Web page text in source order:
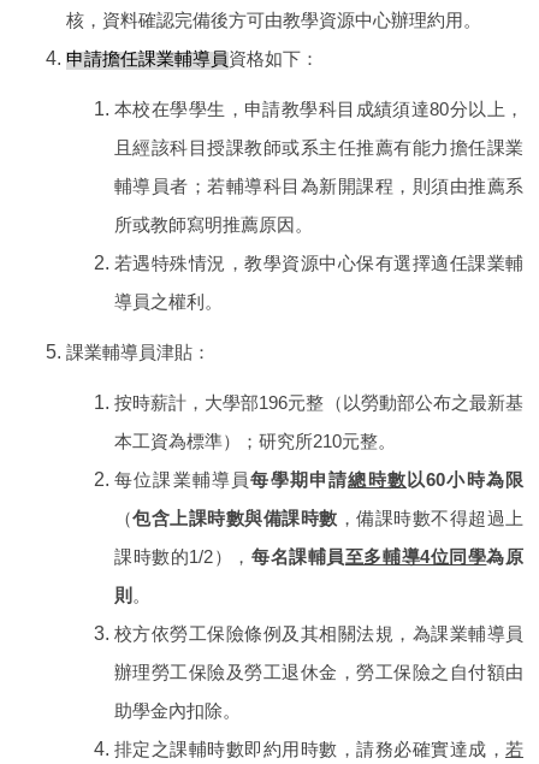
核，資料確認完備後方可由教學資源中心辦理約用。
申請擔任課業輔導員資格如下：
本校在學學生，申請教學科目成績須達80分以上，
且經該科目授課教師或系主任推薦有能力擔任課業
輔導員者；若輔導科目為新開課程，則須由推薦系
所或教師寫明推薦原因。
若遇特殊情況，教學資源中心保有選擇適任課業輔
導員之權利。
課業輔導員津貼：
按時薪計，大學部196元整（以勞動部公布之最新基
本工資為標準）；研究所210元整。
每位課業輔導員每學期申請總時數 以60小時為限
（包含上課時數與備課時數 ，備課時數不得超過上
課時數的1/2）， 每名課輔員至多輔導4位同學為原
則 。
校方依勞工保險條例及其相關法規，為課業輔導員
辦理勞工保險及勞工退休金，勞工保險之自付額由
助學金內扣除。
排定之課輔時數即約用時數，請務必確實達成， 若